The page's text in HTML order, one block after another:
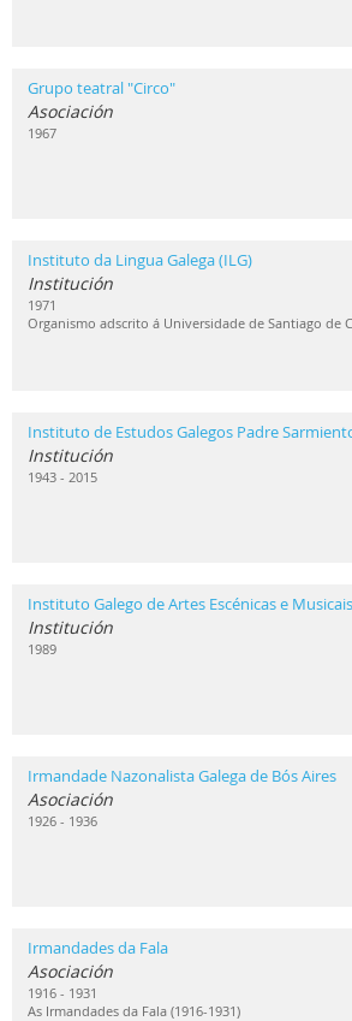
Grupo teatral "Circo"
Asociación
1967
Instituto da Lingua Galega (ILG)
Institución
1971
Organismo adscrito á Universidade de Santiago de
Instituto de Estudos Galegos Padre
Institución
1943 - 2015
Instituto Galego de Artes Escénicas e
Institución
1989
Irmandade Nazonalista Galega de Bós Aires
Asociación
1926 - 1936
Irmandades da Fala
Asociación
1916 - 1931
As Irmandades da Fala (1916-1931)